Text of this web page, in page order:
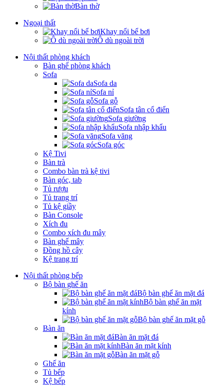
Bàn thờ
Ngoại thất
Khay nổi bể bơi
Ô dù ngoài trời
Nội thất phòng khách
Bàn ghế phòng khách
Sofa
Sofa da
Sofa nỉ
Sofa gỗ
Sofa tân cổ điển
Sofa giường
Sofa nhập khẩu
Sofa văng
Sofa góc
Kệ Tivi
Bàn trà
Combo bàn trà kệ tivi
Bàn góc, tab
Tủ rượu
Tủ trang trí
Tủ kệ giầy
Bàn Console
Xích đu
Combo xích đu mây
Bàn ghế mây
Đồng hồ cây
Kệ trang trí
Nội thất phòng bếp
Bộ bàn ghế ăn
Bộ bàn ghế ăn mặt đá
Bộ bàn ghế ăn mặt
kính
Bộ bàn ghế ăn mặt gỗ
Bàn ăn
Bàn ăn mặt đá
Bàn ăn mặt kính
Bàn ăn mặt gỗ
Ghế ăn
Tủ bếp
Kệ bếp